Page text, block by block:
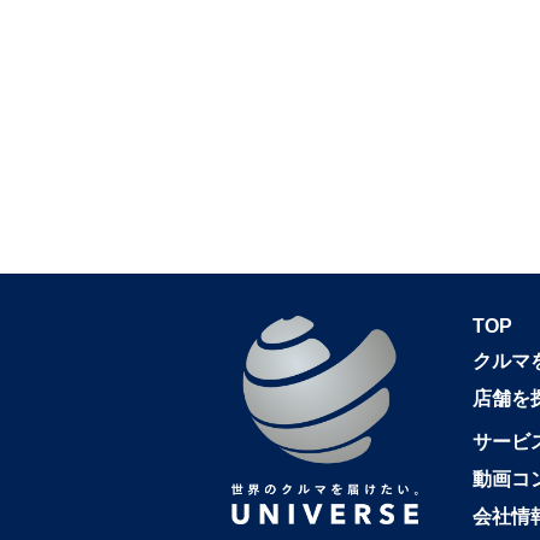
TOP
クルマ
店舗を
サービ
動画コ
会社情